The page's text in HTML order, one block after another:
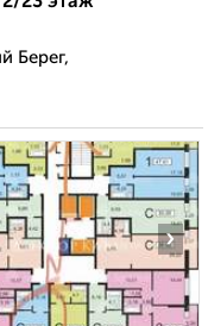
Берег,
›